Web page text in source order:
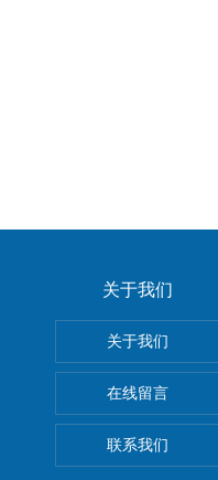
关于我们
关于我们
在线留言
联系我们